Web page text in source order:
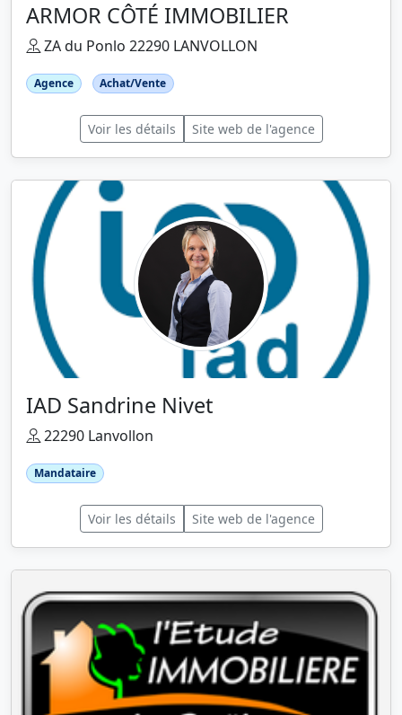
ARMOR CÔTÉ IMMOBILIER
ZA du Ponlo 22290 LANVOLLON
Agence Achat/Vente
Voir les détails Site web de l'agence
IAD Sandrine Nivet
22290 Lanvollon
Mandataire
Voir les détails Site web de l'agence